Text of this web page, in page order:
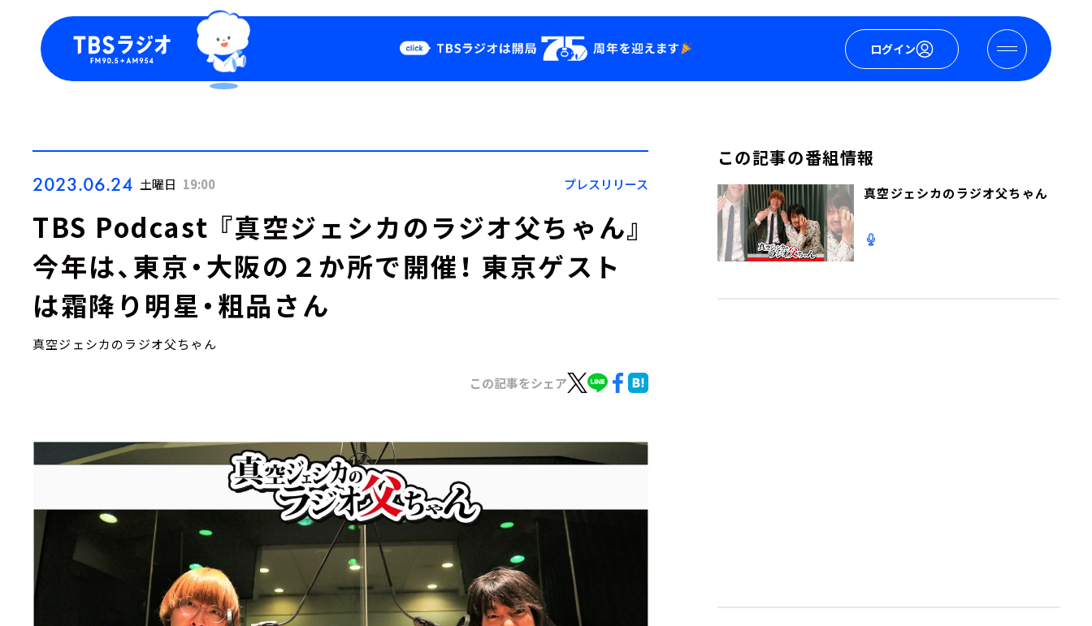
ログイン
Podcast
YouTube
会社情報
2023.06.24 土曜日 19:00 プレスリリース
TBS Podcast 『真空ジェシカのラジオ父ちゃん』
今年は、東京・大阪の２か所で開催！ 東京ゲスト
は霜降り明星・粗品さん
真空ジェシカのラジオ父ちゃん
この記事をシェア
この記事の番組情報
真空ジェシカのラジオ父ちゃん